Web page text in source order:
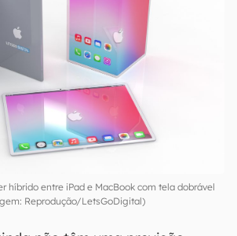
o motivo do atraso,
novos prazos para o anúncio.